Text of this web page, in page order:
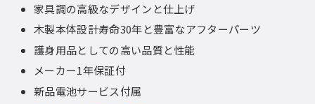
家具調の高級なデザインと仕上げ
木製本体設計寿命30年と豊富なアフターパーツ
護身用品としての高い品質と性能
メーカー1年保証付
新品電池サービス付属